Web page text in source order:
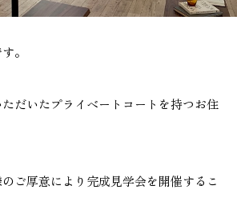
。
だいたプライベートコートを持つお住
ご厚意により完成見学会を開催するこ